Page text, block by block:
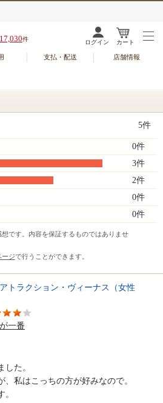
17,030件 ログイン カート
支払・配送 店舗情報
5件
0件
3件
2件
0件
0件
です。内容を保証するものではありませ
ージで行うことができます。
トラクション・ヴィーナス（女性
一番
した。
私はこっちの方が好みなので。